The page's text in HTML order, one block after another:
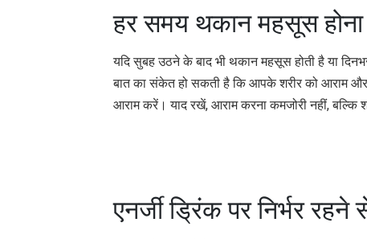
हर समय थकान महसूस होना
यदि सुबह उठने के बाद भी थकान महसूस होती है या
बात का संकेत हो सकती है कि आपके शरीर को आराम
आराम करें। याद रखें, आराम करना कमजोरी नहीं, बल्कि
एनर्जी ड्रिंक पर निर्भर